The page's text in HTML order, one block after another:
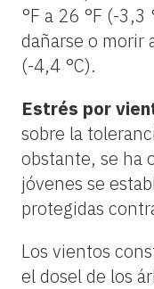
°F a 26 °F (-3,3
dañarse o morir
(-4,4 °C).
Estrés por
sobre la
obstante, se ha
jóvenes se
protegidas
Los vientos
el dosel de los